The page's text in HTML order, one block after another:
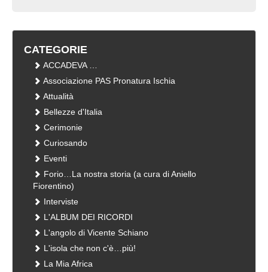
CATEGORIE
ACCADEVA …
Associazione PAS Pronatura Ischia
Attualità
Bellezze d'Italia
Cerimonie
Curiosando
Eventi
Forio…La nostra storia (a cura di Aniello
Fiorentino)
Interviste
L'ALBUM DEI RICORDI
L'angolo di Vicente Schiano
L'isola che non c'è…più!
La Mia Africa